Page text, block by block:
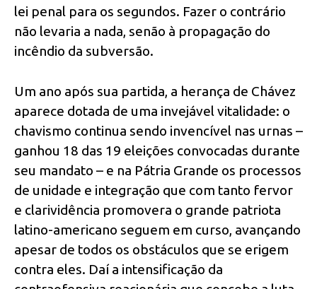
lei penal para os segundos. Fazer o contrário
não levaria a nada, senão à propagação do
incêndio da subversão.
Um ano após sua partida, a herança de Chávez
aparece dotada de uma invejável vitalidade: o
chavismo continua sendo invencível nas urnas –
ganhou 18 das 19 eleições convocadas durante
seu mandato – e na Pátria Grande os processos
de unidade e integração que com tanto fervor
e clarividência promovera o grande patriota
latino-americano seguem em curso, avançando
apesar de todos os obstáculos que se erigem
contra eles. Daí a intensificação da